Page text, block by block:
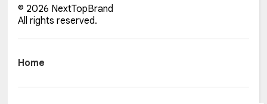
© 2026 NextTopBrand
All rights reserved.
Home